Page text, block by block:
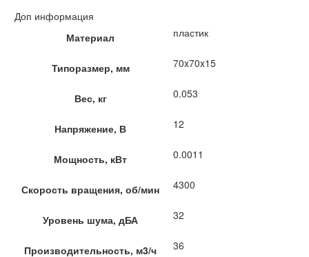
Доп информация
Материал
пластик
Типоразмер, мм 70x70x15
Вес, кг 0.053
Напряжение, В 12
Мощность, кВт 0.0011
Скорость вращения, об/мин 4300
Уровень шума, дБА 32
Производительность, м3/ч 36